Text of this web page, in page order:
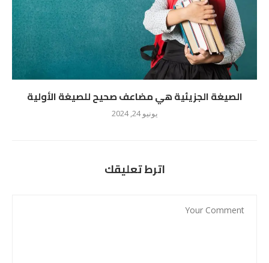
الصيغة الجزيئية هي مضاعف صحيح للصيغة الأولية
يونيو 24, 2024
اترط تعليقك